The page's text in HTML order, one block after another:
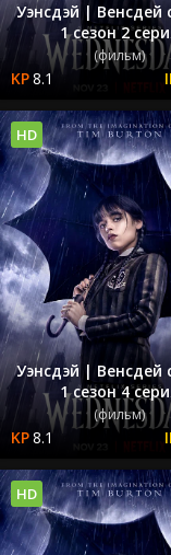
Уэнсдэй | Венсдей
1 сезон 2
(фильм)
8.1
Уэнсдэй | Венсдей
1 сезон 4
(фильм)
8.1
HD
HD